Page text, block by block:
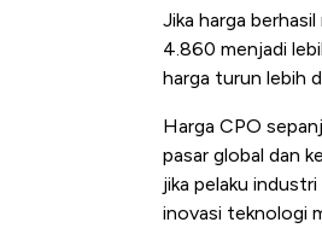
Jika harga
4.860 menjadi
harga turun lebih
Harga CPO
pasar global dan
jika pelaku
inovasi teknologi